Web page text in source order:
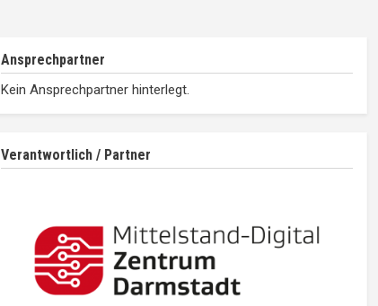
Ansprechpartner
Kein Ansprechpartner hinterlegt.
Verantwortlich / Partner